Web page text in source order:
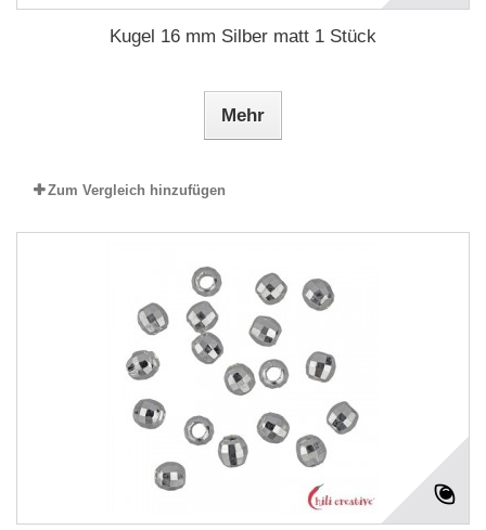
Kugel 16 mm Silber matt 1 Stück
Mehr
Zum Vergleich hinzufügen